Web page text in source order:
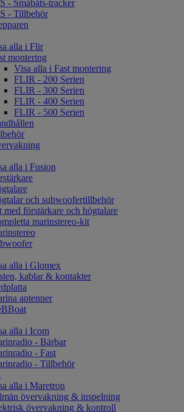
- Småbåts-tracker
- Tillbehör
alla i Flir
montering
Visa alla i Fast montering
FLIR - 200 Serien
FLIR - 300 Serien
FLIR - 400 Serien
FLIR - 500 Serien
alla i Fusion
och subwoofertillbehör
med förstärkare och högtalare
marinstereo-kit
alla i Glomex
kablar & kontakter
antenner
alla i Icom
- Bärbar
- Fast
- Tillbehör
alla i Maretron
övervakning & inspelning
övervakning & kontroll